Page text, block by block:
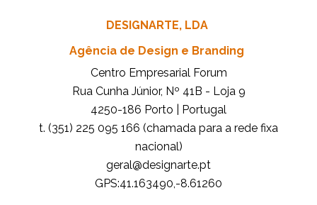
DESIGNARTE, LDA
Agência de Design e Branding
Centro Empresarial Forum
Rua Cunha Júnior, Nº 41B - Loja 9
4250-186 Porto | Portugal
t. (351) 225 095 166 (chamada para a rede fixa
nacional)
tp.etrangised@lareg
GPS:41.163490,-8.61260